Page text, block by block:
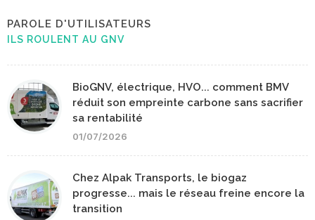
PAROLE D'UTILISATEURS
ILS ROULENT AU GNV
BioGNV, électrique, HVO... comment BMV
réduit son empreinte carbone sans sacrifier
sa rentabilité
01/07/2026
Chez Alpak Transports, le biogaz
progresse... mais le réseau freine encore la
transition